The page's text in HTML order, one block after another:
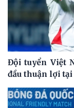
Đội tuyển Việt